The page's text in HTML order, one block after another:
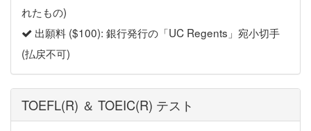
れたもの)
出願料 ($100): 銀行発行の「UC Regents」宛小切手
(払戻不可)
TOEFL(R) ＆ TOEIC(R) テスト